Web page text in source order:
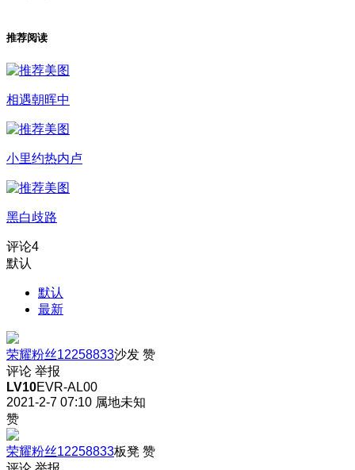
推荐阅读
相遇朝晖中
小里约热内卢
黑白歧路
评论4
默认
默认
最新
荣耀粉丝12258833沙发 赞
评论 举报
LV10EVR-AL00
2021-2-7 07:10 属地未知
赞
荣耀粉丝12258833板凳 赞